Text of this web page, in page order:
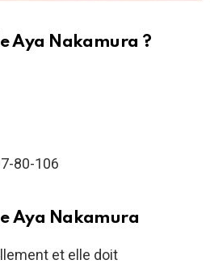
Aya Nakamura ?
80-106
Aya Nakamura
et elle doit